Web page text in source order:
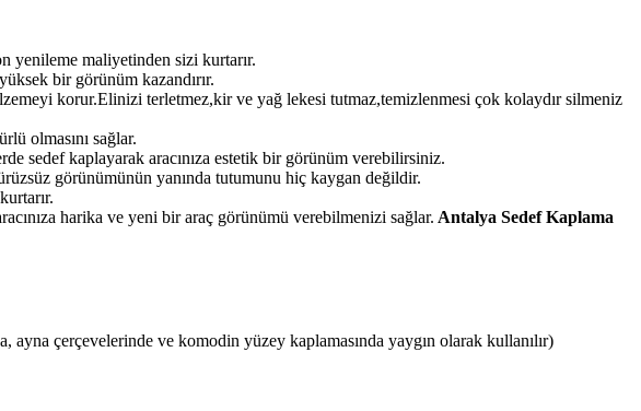
yenileme maliyetinden sizi kurtarır.
bir görünüm kazandırır.
korur.Elinizi terletmez,kir ve yağ lekesi tutmaz,temizlenmesi çok kolaydır silmeniz
olmasını sağlar.
sedef kaplayarak aracınıza estetik bir görünüm verebilirsiniz.
görünümünün yanında tutumunu hiç kaygan değildir.
harika ve yeni bir araç görünümü verebilmenizi sağlar. Antalya Sedef Kaplama
çerçevelerinde ve komodin yüzey kaplamasında yaygın olarak kullanılır)